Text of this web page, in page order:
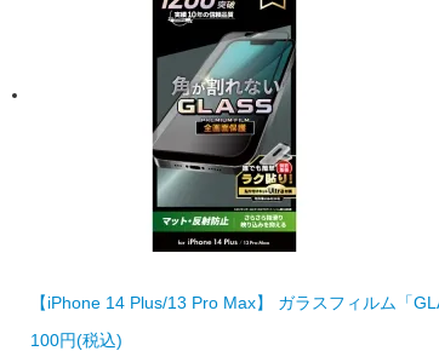
【iPhone 14 Plus/13 Pro Max】 ガラスフィルム「
100円(税込)